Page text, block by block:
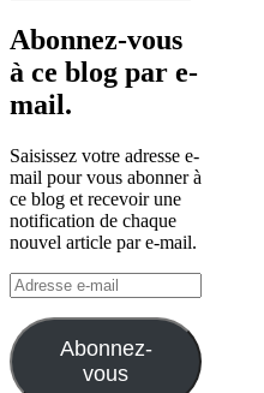
Abonnez-vous
à ce blog par e-
mail.
Saisissez votre adresse e-
mail pour vous abonner à
ce blog et recevoir une
notification de chaque
nouvel article par e-mail.
Adresse
e-
mail
Abonnez-
vous